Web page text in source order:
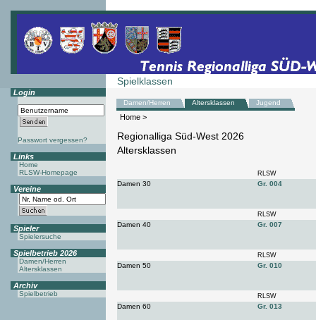
Spielklassen
Damen/Herren Altersklassen Jugend
Home >
Login
Passwort vergessen?
Links
Home
RLSW-Homepage
Vereine
Spieler
Spielersuche
Spielbetrieb 2026
Damen/Herren
Altersklassen
Archiv
Spielbetrieb
Regionalliga Süd-West 2026
Altersklassen
RLSW
Damen 30 Gr. 004
RLSW
Damen 40 Gr. 007
RLSW
Damen 50 Gr. 010
RLSW
Damen 60 Gr. 013